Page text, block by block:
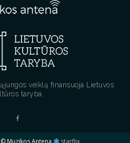
veiklą finansuoja Lietuvos
taryba.
Muzikos Antena starflix